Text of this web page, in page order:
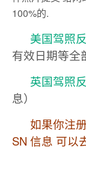
100%的.
美国驾照
有效日期等全
英国驾照
息）
如果你注
SN 信息 可以